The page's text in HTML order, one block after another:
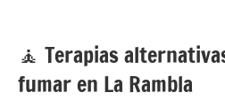
🧘 ‍Terapias
fumar en La Rambla